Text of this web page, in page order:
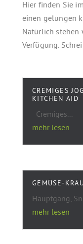
Hier finden Sie
einen gelungen
Natürlich stehen
Verfügung.
CREMIGES
KITCHEN AID
Cremiges...
mehr lesen
GEMÜSE-
Hauptgang,
mehr lesen